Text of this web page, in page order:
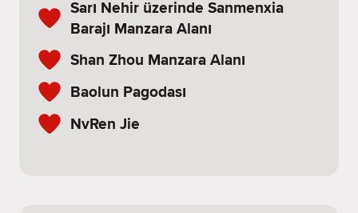
Sarı Nehir üzerinde Sanmenxia
Barajı Manzara Alanı
Shan Zhou Manzara Alanı
Baolun Pagodası
NvRen Jie